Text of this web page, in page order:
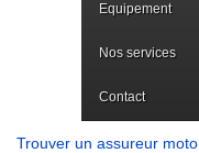
Equipement
Nos services
Contact
Trouver un assureur moto